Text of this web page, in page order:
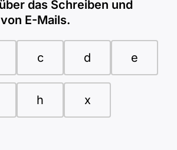
das Schreiben und
E-Mails.
c d e
h x